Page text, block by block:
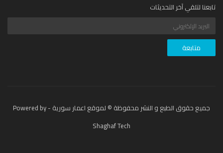
لتلقي آخر التحديثات
جميع حقوق الطبع و النشر محفوظة © لموقع اعمار سورية - Powered by
Shaghaf Tech